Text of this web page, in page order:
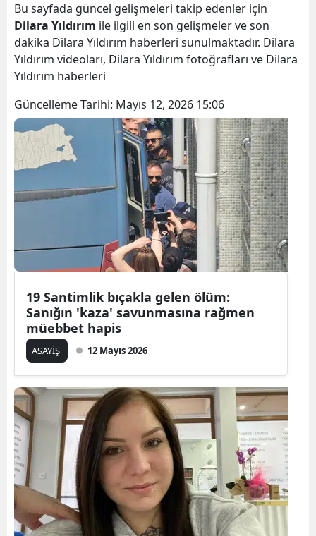
Bu sayfada güncel gelişmeleri takip edenler için
Dilara Yıldırım ile ilgili en son gelişmeler ve son
dakika Dilara Yıldırım haberleri sunulmaktadır. Dilara
Yıldırım videoları, Dilara Yıldırım fotoğrafları ve Dilara
Yıldırım haberleri
Güncelleme Tarihi: Mayıs 12, 2026 15:06
19 Santimlik bıçakla gelen ölüm:
Sanığın 'kaza' savunmasına rağmen
müebbet hapis
ASAYİŞ 12 Mayıs 2026